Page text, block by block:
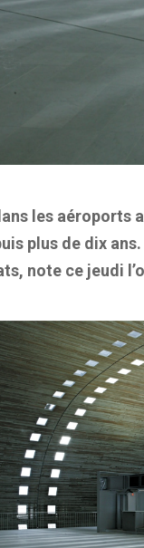
les aéroports
plus de dix
note ce jeudi